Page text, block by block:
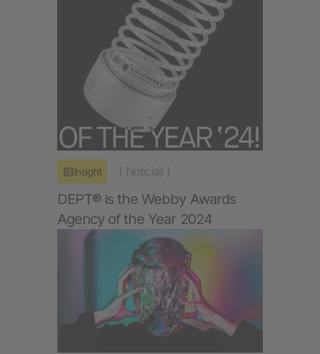
Insight ( Noticias )
DEPT® is the Webby Awards
Agency of the Year 2024